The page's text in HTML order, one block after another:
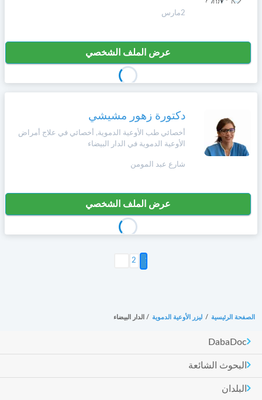
2مارس
عرض الملف الشخصي
دكتورة زهور مشيشي
أخصائي طب الأوعية الدموية, أخصائي في علاج أمراض
الأوعية الدموية في الدار البيضاء
شارع عبد المومن
عرض الملف الشخصي
2التالي >
الصفحة الرئيسية / ليزر الأوعية الدموية / الدار البيضاء
DabaDoc
البحوث الشائعة
البلدان